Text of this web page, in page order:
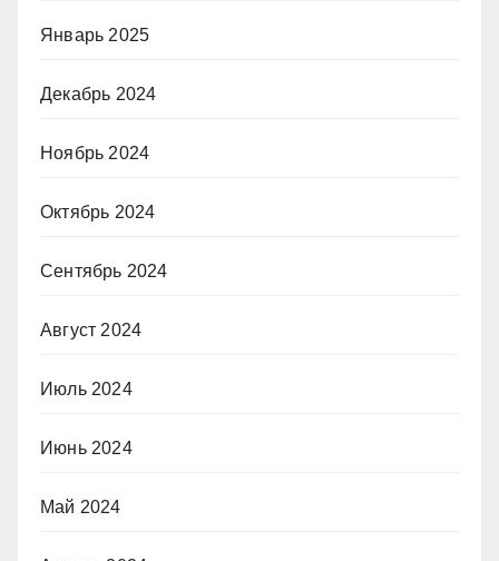
Январь 2025
Декабрь 2024
Ноябрь 2024
Октябрь 2024
Сентябрь 2024
Август 2024
Июль 2024
Июнь 2024
Май 2024